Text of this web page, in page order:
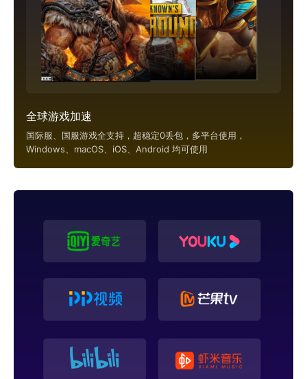
全球游戏加速
国际服、国服游戏全支持，超稳定0丢包，多平台使用，
Windows、macOS、iOS、Android 均可使用